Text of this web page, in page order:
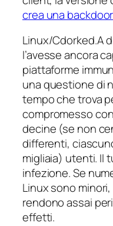
crea una backdoor
Linux/Cdorked.A
l’avesse ancora
piattaforme
una questione di
tempo che trova
compromesso
decine (se non
differenti,
migliaia) utenti. Il
infezione. Se
Linux sono
rendono assai
effetti.